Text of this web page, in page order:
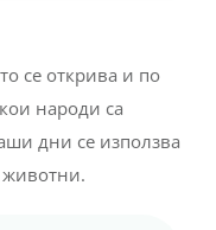
се открива и по
народи са
дни се използва